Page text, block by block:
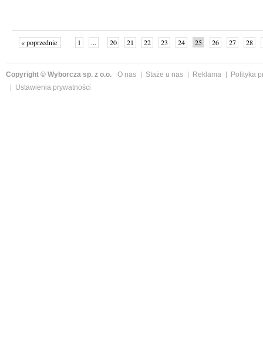
« poprzednie 1 ... 20 21 22 23 24 25 26 27 28
Copyright © Wyborcza sp. z o.o. O nas Staże u nas Reklama
Polityka
Ustawienia prywatności